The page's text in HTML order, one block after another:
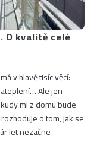
O kvalitě celé
v hlavě tisíc věcí:
Ale jen
mi z domu bude
o tom, jak se
let nezačne